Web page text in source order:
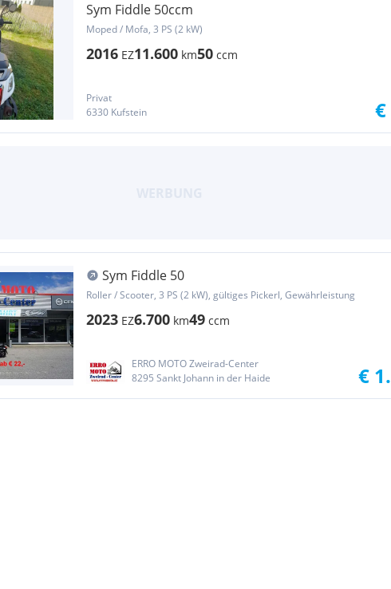
Sym Fiddle 50ccm
Moped / Mofa, 3 PS (2 kW)
2016 EZ11.600 km50 ccm
Privat
6330 Kufstein
€
Sym Fiddle 50
Roller / Scooter, 3 PS (2 kW), gültiges Pickerl, Gewährleistung
2023 EZ6.700 km49 ccm
ERRO MOTO Zweirad-Center
8295 Sankt Johann in der Haide
€